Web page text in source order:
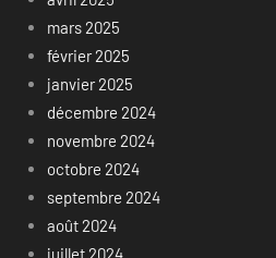
mars 2025
février 2025
janvier 2025
décembre 2024
novembre 2024
octobre 2024
septembre 2024
août 2024
juillet 2024